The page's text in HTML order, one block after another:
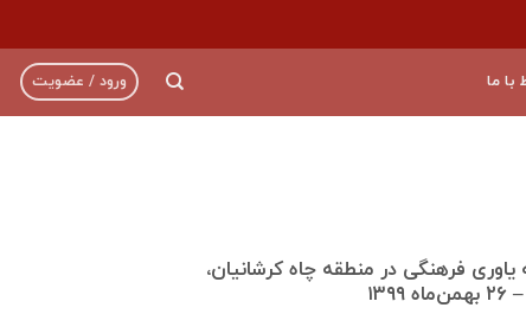
با ما ورود / عضویت
۹۲۱ جامعه ياوری فرهنگی در منطقه چاه کرشانیان،